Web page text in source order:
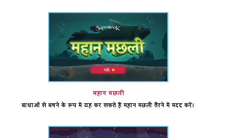
महान मछली
बाधाओं से बचने के रूप में यह कर सकते हैं महान मछली तैरने में मदद करें।